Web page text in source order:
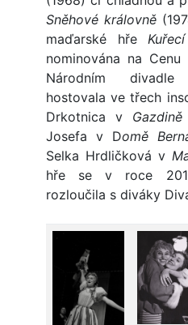
Sněhové královně
maďarské hře
nominována na
Národním divadle
hostovala ve třech
Drkotnica v
Josefa v Domě
Selka Hrdličková v
hře se v roce
rozloučila s diváky